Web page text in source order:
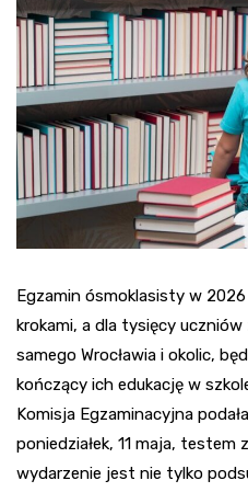
Egzamin ósmoklasisty w
krokami, a dla tysięcy
samego Wrocławia i okolic,
kończący ich edukację w
Komisja Egzaminacyjna
poniedziałek, 11 maja, testem
wydarzenie jest nie tylko